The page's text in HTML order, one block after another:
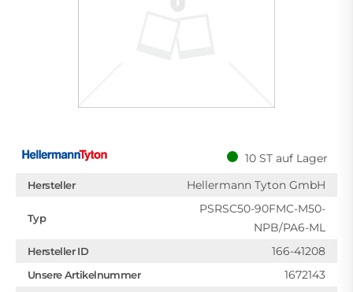
10 ST auf Lager
Hersteller Hellermann Tyton GmbH
Typ
PSRSC50-90FMC-M50-
NPB/PA6-ML
Hersteller ID 166-41208
Unsere Artikelnummer 1672143